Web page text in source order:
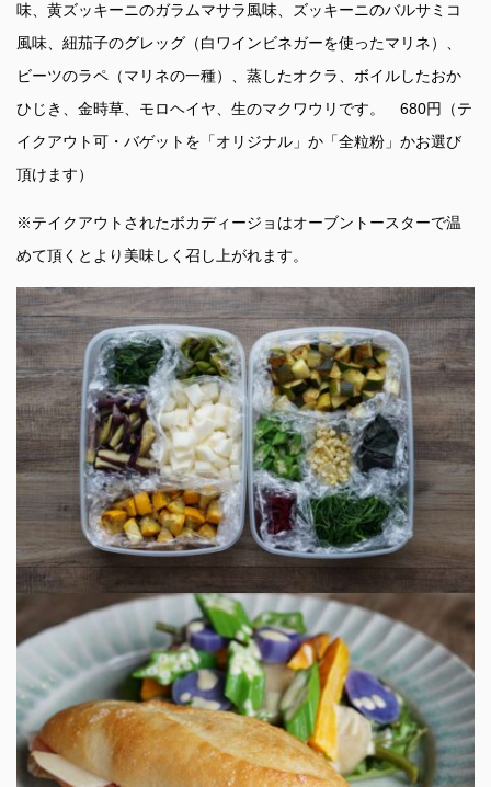
味、黄ズッキーニのガラムマサラ風味、ズッキーニのバルサミコ
風味、紐茄子のグレッグ（白ワインビネガーを使ったマリネ）、
ビーツのラペ（マリネの一種）、蒸したオクラ、ボイルしたおか
ひじき、金時草、モロヘイヤ、生のマクワウリです。 680円（テ
イクアウト可・バゲットを「オリジナル」か「全粒粉」かお選び
頂けます）
※テイクアウトされたボカディージョはオーブントースターで温
めて頂くとより美味しく召し上がれます。